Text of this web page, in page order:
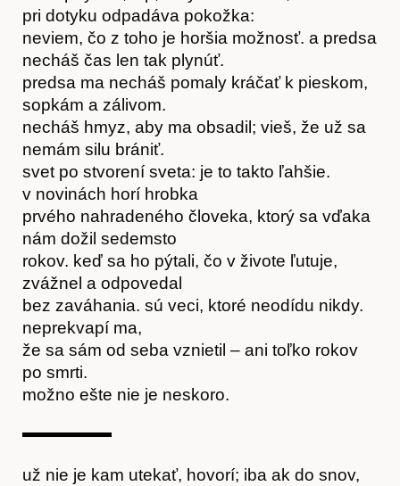
Akce
pri dotyku odpadáva pokožka:
neviem, čo z toho je horšia možnosť. a predsa
necháš čas len tak plynúť.
predsa ma necháš pomaly kráčať k pieskom,
sopkám a zálivom.
necháš hmyz, aby ma obsadil; vieš, že už sa
nemám silu brániť.
svet po stvorení sveta: je to takto ľahšie.
v novinách horí hrobka
prvého nahradeného človeka, ktorý sa vďaka
nám dožil sedemsto
rokov. keď sa ho pýtali, čo v živote ľutuje,
zvážnel a odpovedal
bez zaváhania. sú veci, ktoré neodídu nikdy.
neprekvapí ma,
že sa sám od seba vznietil – ani toľko rokov
po smrti.
možno ešte nie je neskoro.
už nie je kam utekať, hovorí; iba ak do snov,